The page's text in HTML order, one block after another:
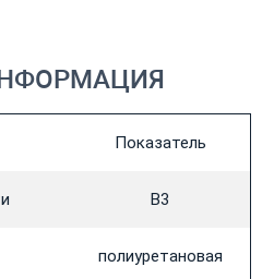
Показатель
В3
полиуретановая